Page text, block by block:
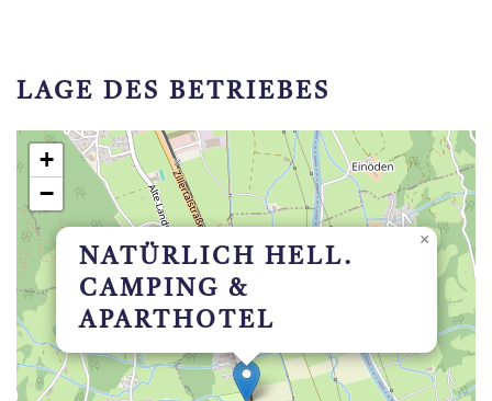
LAGE DES BETRIEBES
NATÜRLICH HELL.
CAMPING &
APARTHOTEL
×
+
−